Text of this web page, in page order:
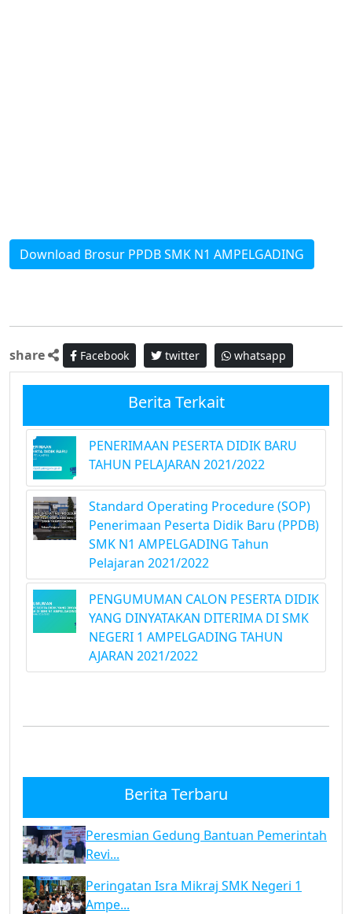
Download Brosur PPDB SMK N1 AMPELGADING
share Facebook twitter whatsapp
Berita Terkait
PENERIMAAN PESERTA DIDIK BARU
TAHUN PELAJARAN 2021/2022
Standard Operating Procedure (SOP)
Penerimaan Peserta Didik Baru (PPDB)
SMK N1 AMPELGADING Tahun
Pelajaran 2021/2022
PENGUMUMAN CALON PESERTA DIDIK
YANG DINYATAKAN DITERIMA DI SMK
NEGERI 1 AMPELGADING TAHUN
AJARAN 2021/2022
Berita Terbaru
Peresmian Gedung Bantuan Pemerintah
Revi...
Peringatan Isra Mikraj SMK Negeri 1
Ampe...